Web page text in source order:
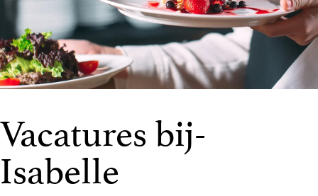
Vacatures bij-
Isabelle